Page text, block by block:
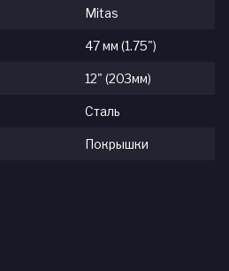
Mitas
47 мм (1.75")
12" (203мм)
Сталь
Покрышки